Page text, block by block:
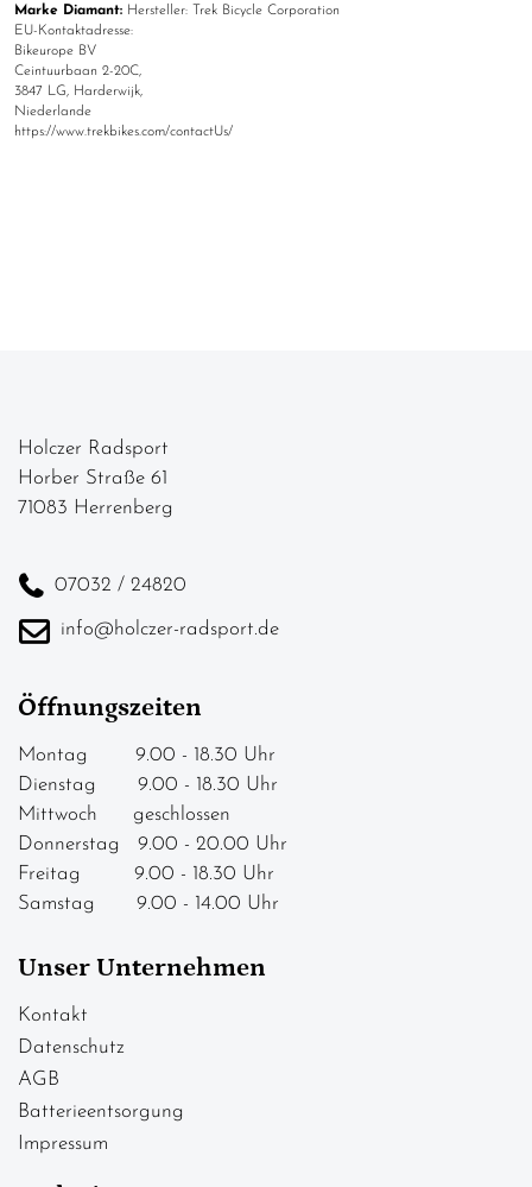
Marke Diamant: Hersteller: Trek Bicycle Corporation
EU-Kontaktadresse:
Bikeurope BV
Ceintuurbaan 2-20C,
3847 LG, Harderwijk,
Niederlande
https://www.trekbikes.com/contactUs/
Holczer Radsport
Horber Straße 61
71083 Herrenberg
07032 / 24820
info@holczer-radsport.de
Öffnungszeiten
Montag 9.00 - 18.30 Uhr
Dienstag 9.00 - 18.30 Uhr
Mittwoch geschlossen
Donnerstag 9.00 - 20.00 Uhr
Freitag 9.00 - 18.30 Uhr
Samstag 9.00 - 14.00 Uhr
Unser Unternehmen
Kontakt
Datenschutz
AGB
Batterieentsorgung
Impressum